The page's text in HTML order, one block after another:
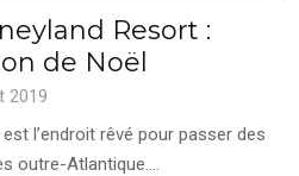
Resort :
de Noël
2019
l’endroit rêvé pour passer des
outre-Atlantique....